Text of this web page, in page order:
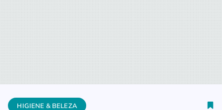
Home Higiene & Beleza Balança comercial do setor de
HIGIENE & BELEZA